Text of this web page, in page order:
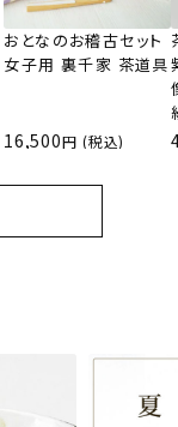
おとなのお稽古セット
女子用 裏千家 茶道具
16,500 (税込)